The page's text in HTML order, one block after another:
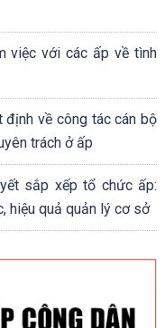
việc với các ấp về tình
định về công tác cán bộ
trách ở ấp
sắp xếp tổ chức ấp:
hiệu quả quản lý cơ sở